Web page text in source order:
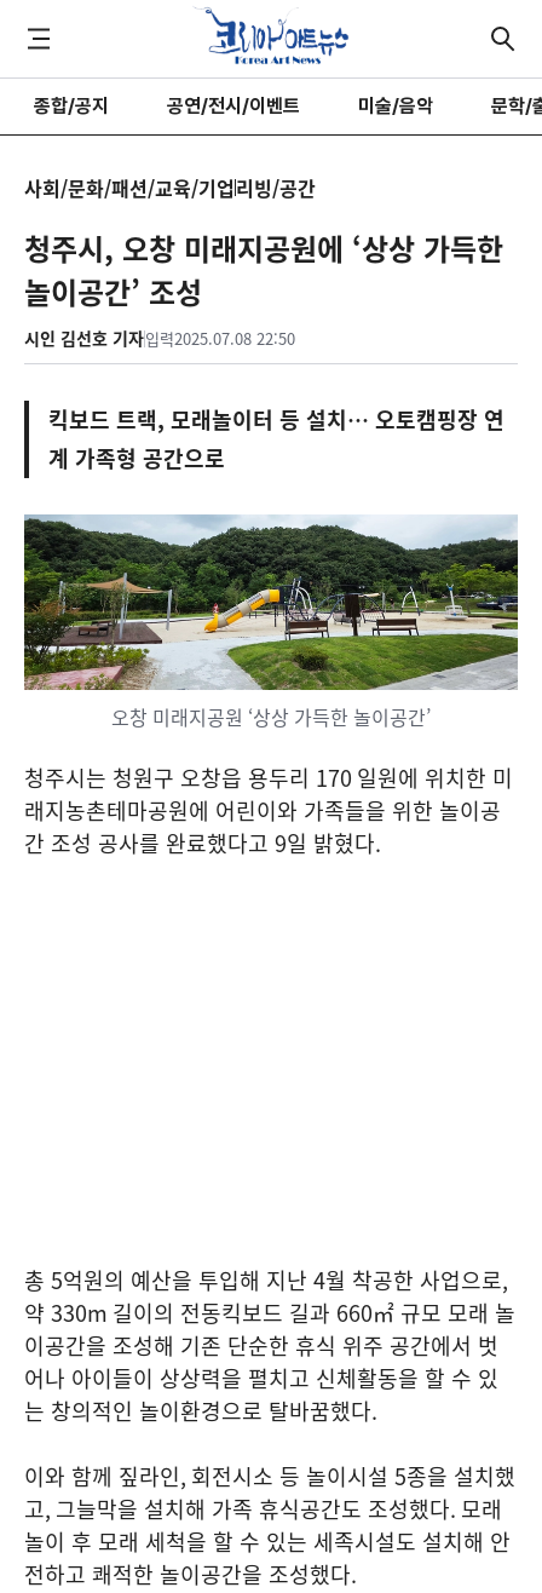
종합/공지 공연/전시/이벤트 미술/음악 문학/
사회/문화/패션/교육/기업리빙/공간
청주시, 오창 미래지공원에 ‘상상 가득한
놀이공간’ 조성
시인 김선호 기자입력2025.07.08 22:50
킥보드 트랙, 모래놀이터 등 설치… 오토캠핑장 연
계 가족형 공간으로
오창 미래지공원 ‘상상 가득한 놀이공간’
청주시는 청원구 오창읍 용두리 170 일원에 위치한 미
래지농촌테마공원에 어린이와 가족들을 위한 놀이공
간 조성 공사를 완료했다고 9일 밝혔다.
총 5억원의 예산을 투입해 지난 4월 착공한 사업으로,
약 330m 길이의 전동킥보드 길과 660㎡ 규모 모래 놀
이공간을 조성해 기존 단순한 휴식 위주 공간에서 벗
어나 아이들이 상상력을 펼치고 신체활동을 할 수 있
는 창의적인 놀이환경으로 탈바꿈했다.
이와 함께 짚라인, 회전시소 등 놀이시설 5종을 설치했
고, 그늘막을 설치해 가족 휴식공간도 조성했다. 모래
놀이 후 모래 세척을 할 수 있는 세족시설도 설치해 안
전하고 쾌적한 놀이공간을 조성했다.